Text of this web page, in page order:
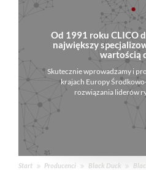
Od 1991 roku CLICO
największy
wartością
Skutecznie wprowadzamy i
krajach Europy
rozwiązania liderów
Start Producenci Black Duck